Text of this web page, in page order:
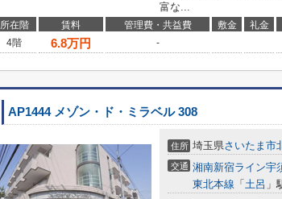
富な...
所在階 賃料 管理費・共益費 敷金 礼金
4階
6.8万円 -
AP1444 メゾン・ド・ミラベル 308
住所 埼玉県さいたま市
交通 湘南新宿ライン宇
東北本線 「 土呂 」